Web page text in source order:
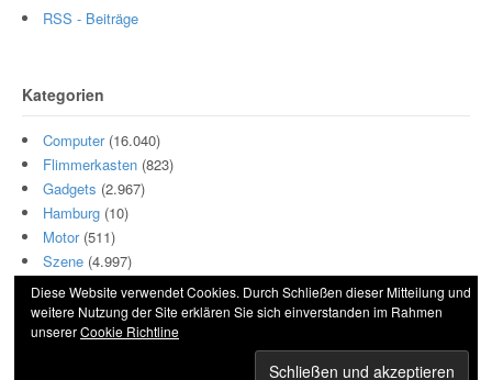
RSS - Beiträge
Kategorien
Computer(16.040)
Flimmerkasten (823)
Gadgets (2.967)
Hamburg (10)
Motor(511)
Szene (4.997)
© 2026 Hightech und Blech. All Rights Reserved.
Diese Website verwendet Cookies. Durch Schließen dieser Mitteilung und
weitere Nutzung der Site erklären Sie sich einverstanden im Rahmen
unsererCookie Richtline